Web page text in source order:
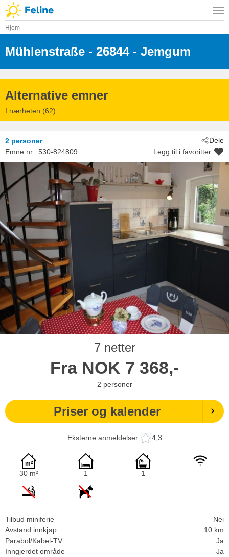
Hjem
Mühlenstraße - 26844 - Jemgum
Alternative emner
I nærheten (62)
Dele
2 personer
Emne nr.: 530-824809 Legg til i favoritter
7 netter
Fra NOK 7 368,-
2 personer
Priser og kalender
Eksterne anmeldelser 4,3
30 m² 1 1
Tilbud miniferie
Nei
Avstand innkjøp
10 km
Parabol/Kabel-TV
Ja
Inngjerdet område
Ja